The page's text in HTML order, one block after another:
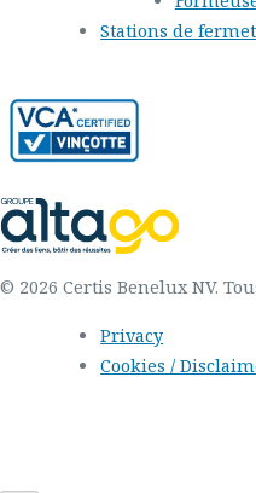
Stations de
© 2026 Certis Benelux NV.
Privacy
Cookies /